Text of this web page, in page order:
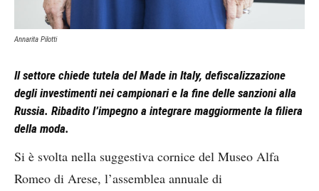
Annarita Pilotti
Il settore chiede tutela del Made in Italy, defiscalizzazione
degli investimenti nei campionari e la fine delle sanzioni alla
Russia. Ribadito l’impegno a integrare maggiormente la filiera
della moda.
Si è svolta nella suggestiva cornice del Museo Alfa
Romeo di Arese, l’assemblea annuale di